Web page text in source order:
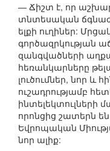
— Ճիշտ է, որ
տնտեսական
ելքի ուղիներ:
գործազրկության
զանգվածների
հեռանկարները
լուծումներ, նոր և
ուշադրությամբ
ինտելեկտուլների
որոնցից շատերն
Եվրոպական
նոր ալիք: